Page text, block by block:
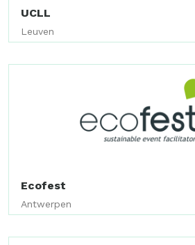
UCLL
Leuven
Ecofest
Antwerpen